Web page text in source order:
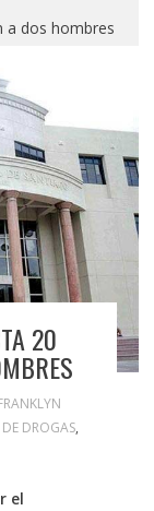
a dos hombres
20
DROGAS,
el